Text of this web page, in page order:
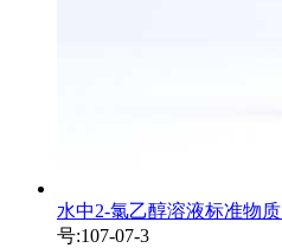
水中2-氯乙醇溶液标准物质
号:107-07-3